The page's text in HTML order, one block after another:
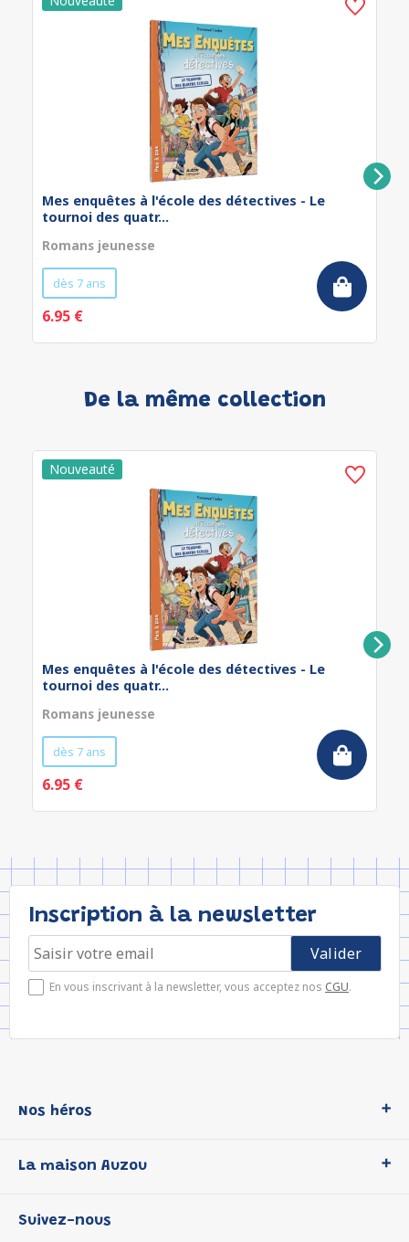
Mes enquêtes à l'école des détectives - Le
tournoi des quatr...
Romans jeunesse
dès 7 ans
6.95 €
De la même collection
Mes enquêtes à l'école des détectives - Le
tournoi des quatr...
Romans jeunesse
dès 7 ans
6.95 €
Inscription à la newsletter
En vous inscrivant à la newsletter, vous acceptez nos CGU.
Nos héros
P'tit Loup
Les Influenceuses
La maison Auzou
Notre histoire
Suivez-nous